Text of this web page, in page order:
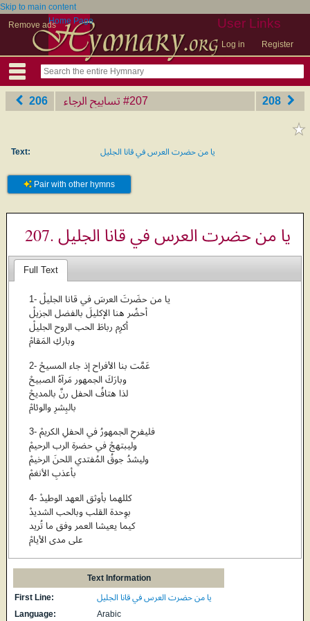
Skip to main content
Remove ads
User Links
Log in Register
Home Page
206 تسابيح الرجاء ‎#207 208
Text: يا من حضرت العرس في قانا الجليل
Pair with other hymns
207. يا من حضرت العرس في قانا الجليل
Full Text
1- يا من حضَرتَ العرسَ في قانا الجليلْ
أحضُر هنا الإكليلَ بالفضل الجزيلْ
أكرِم رباطَ الحب الروح الجليلْ
وباركِ المَقامْ
2- عَمَّت بنا الأفراح إذ جاء المسيحْ
وبارَكَ الجمهور مَرآهُ الصبيحْ
لذا هتافُ الحفل رنَّ بالمديحْ
بالبِشرِ والوئامْ
3- فليفرحِ الجمهورُ في الحفلِ الكريمْ
وليبتهجْ في حضرة الرب الرحيمْ
وليشدُ جوقُ المُفتدي اللحنَ الرخيمْ
بأعذبِ الأنغمْ
4- كللهما بأوثق العهد الوطيدْ
بوِحدة القلب وبالحب الشديدْ
كيما يعيشا العمر وفق ما تُريد
على مدى الأيامْ
Text Information
First Line:
يا من حضرت العرس في قانا الجليل
Language:
Arabic